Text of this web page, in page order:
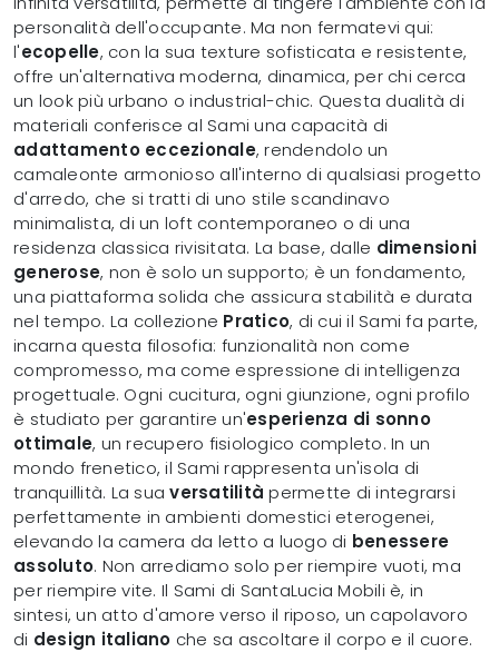
personalità dell'occupante. Ma non fermatevi qui:
l'ecopelle, con la sua texture sofisticata e resistente,
offre un'alternativa moderna, dinamica, per chi cerca
un look più urbano o industrial-chic. Questa dualità di
materiali conferisce al Sami una capacità di
adattamento eccezionale, rendendolo un
camaleonte armonioso all'interno di qualsiasi progetto
d'arredo, che si tratti di uno stile scandinavo
minimalista, di un loft contemporaneo o di una
residenza classica rivisitata. La base, dalle dimensioni
generose, non è solo un supporto; è un fondamento,
una piattaforma solida che assicura stabilità e durata
nel tempo. La collezione Pratico, di cui il Sami fa parte,
incarna questa filosofia: funzionalità non come
compromesso, ma come espressione di intelligenza
progettuale. Ogni cucitura, ogni giunzione, ogni profilo
è studiato per garantire un'esperienza di sonno
ottimale, un recupero fisiologico completo. In un
mondo frenetico, il Sami rappresenta un'isola di
tranquillità. La suaversatilità permette di integrarsi
perfettamente in ambienti domestici eterogenei,
elevando la camera da letto a luogo di benessere
assoluto. Non arrediamo solo per riempire vuoti, ma
per riempire vite. Il Sami di SantaLucia Mobili è, in
sintesi, un atto d'amore verso il riposo, un capolavoro
di design italiano che sa ascoltare il corpo e il cuore.